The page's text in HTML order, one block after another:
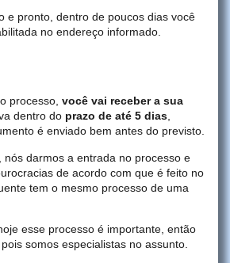
e pronto, dentro de poucos dias você
no endereço informado.
processo, você vai receber a sua
dentro do prazo de até 5 dias,
é enviado bem antes do previsto.
nós darmos a entrada no processo e
de acordo com que é feito no
tem o mesmo processo de uma
esse processo é importante, então
somos especialistas no assunto.